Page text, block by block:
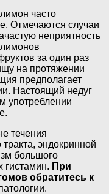
часто
Отмечаются случаи
неприятность
за один раз
на протяжении
предполагает
Настоящий недуг
употреблении
течения
эндокринной
большого
гистамин. При
обратитесь к